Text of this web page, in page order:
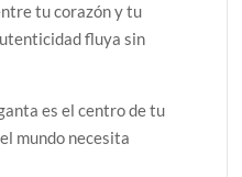
tu corazón y tu
fluya sin
es el centro de tu
mundo necesita